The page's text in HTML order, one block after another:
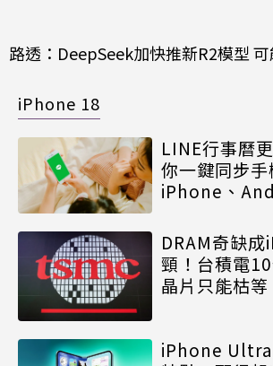
路透：DeepSeek加快推新R2模型
iPhone 18
LINE行事曆
你一鍵同步
iPhone、
DRAM奇缺
頸！台積電
晶片只能枯等
iPhone Ultra